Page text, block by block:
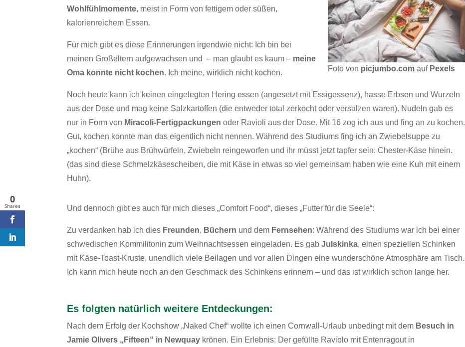
LinkedIn 0
Foto von picjumbo.comauf Pexels
Wohlfühlmomente, meist in Form von fettigem oder süßen,
kalorienreichem Essen.
Für mich gibt es diese Erinnerungen irgendwie nicht: Ich bin bei
meinen Großeltern aufgewachsen und – man glaubt es kaum – meine
Oma konnte nicht kochen. Ich meine, wirklich nicht kochen.
Noch heute kann ich keinen eingelegten Hering essen (angesetzt mit Essigessenz), hasse Erbsen und Wurzeln
aus der Dose und mag keine Salzkartoffen (die entweder total zerkocht oder versalzen waren). Nudeln gab es
nur in Form von Miracoli-Fertigpackungen oder Ravioli aus der Dose. Mit 16 zog ich aus und fing an zu kochen.
Gut, kochen konnte man das eigentlich nicht nennen. Während des Studiums fing ich an Zwiebelsuppe zu
„kochen“ (Brühe aus Brühwürfeln, Zwiebeln reingeworfen und ihr müsst jetzt tapfer sein: Chester-Käse hinein.
(das sind diese Schmelzkäsescheiben, die mit Käse in etwas so viel gemeinsam haben wie eine Kuh mit einem
Huhn).
Und dennoch gibt es auch für mich dieses „Comfort Food“, dieses „Futter für die Seele“:
Zu verdanken hab ich dies Freunden, Büchern und dem Fernsehen: Während des Studiums war ich bei einer
schwedischen Kommilitonin zum Weihnachtsessen eingeladen. Es gabJulskinka, einen speziellen Schinken
mit Käse-Toast-Kruste, unendlich viele Beilagen und vor allen Dingen eine wunderschöne Atmosphäre am Tisch.
Ich kann mich heute noch an den Geschmack des Schinkens erinnern – und das ist wirklich schon lange her.
Es folgten natürlich weitere Entdeckungen:
Nach dem Erfolg der Kochshow „Naked Chef“ wollte ich einen Cornwall-Urlaub unbedingt mit dem Besuch in
Jamie Olivers „Fifteen“ in Newquay krönen. Ein Erlebnis: Der gefüllte Raviolo mit Entenragout in
0
Shares